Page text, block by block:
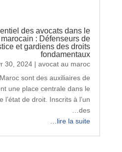
des avocats dans le
: Défenseurs de
et gardiens des droits
fondamentaux
30, 2024 |avocat au maroc
sont des auxiliaires de
une place centrale dans le
l’état de droit. Inscrits à l’un
des…
lire la suite…